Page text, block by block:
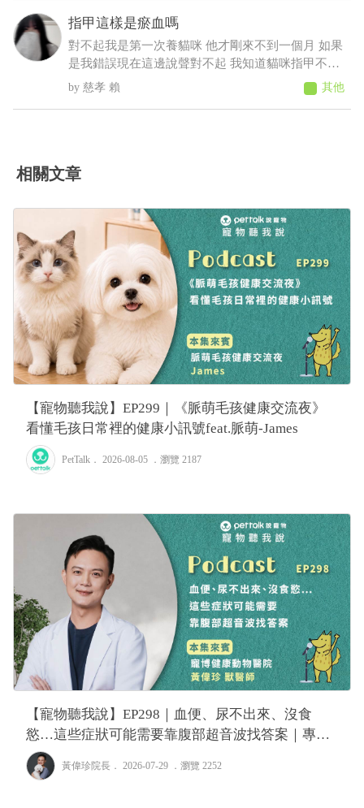
24凌晨他們說正常，但我看已經很怪了 勞煩醫生幫
我看一下，謝謝
噴了 至今仍未改善而且還越來越嚴重（噴的範圍越
來越多 甚至剛噴完牆壁不到10秒又去噴衣櫃）這種
情況該怎麼解決 被噴到很崩潰想送養了
指甲這樣是瘀血嗎
對不起我是第一次養貓咪 他才剛來不到一個月 如果
是我錯誤現在這邊說聲對不起 我知道貓咪指甲不能
剪太深 我有先做功課 上一次剪完大概兩個禮拜 我
今天要幫他剪的時候發現他很抗拒 一看發現他腳有
慈孝 賴 其他
相關文章
【寵物聽我說】EP299｜《脈萌毛孩健康交流夜》
看懂毛孩日常裡的健康小訊號feat.脈萌-James
PetTalk ． 2026-08-05 ． 瀏覽 2187
【寵物聽我說】EP298｜血便、尿不出來、沒食
慾…這些症狀可能需要靠腹部超音波找答案｜專業
獸醫—黃偉珍
黃偉珍院長 ． 2026-07-29 ． 瀏覽 2252